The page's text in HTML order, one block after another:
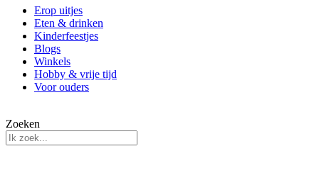
Erop uitjes
Eten & drinken
Kinderfeestjes
Blogs
Winkels
Hobby & vrije tijd
Voor ouders
Zoeken